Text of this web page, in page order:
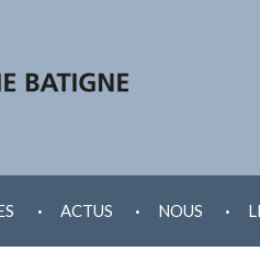
. ACTUS . NOUS .